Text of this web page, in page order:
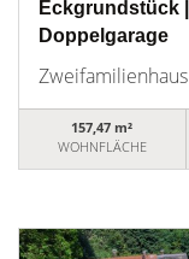
Eckgrundstück
Doppelgarage
Zweifamilienhaus
157,47 m²
WOHNFLÄCHE